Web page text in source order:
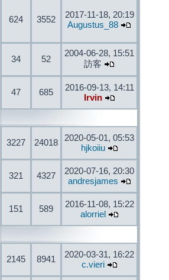
624 3552
2017-11-18, 20:19
Augustus_88
34 52
2004-06-28, 15:51
訪客
47 685
2016-09-13, 14:11
Irvin
3227 24018
2020-05-01, 05:53
hjkoiiu
321 4327
2020-07-16, 20:30
andresjames
151 589
2016-11-08, 15:22
alorriel
2145 8941
2020-03-31, 16:22
c.vieri